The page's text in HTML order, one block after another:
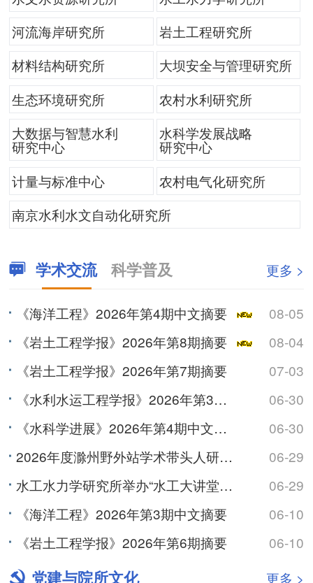
河流海岸研究所
岩土工程研究所
材料结构研究所
大坝安全与管理研究所
生态环境研究所
农村水利研究所
大数据与智慧水利
研究中心
水科学发展战略
研究中心
计量与标准中心
农村电气化研究所
南京水利水文自动化研究所
学术交流 科学普及 更多 >
《海洋工程》2026年第4期中文摘要
08-05
《岩土工程学报》2026年第8期摘要
08-04
《岩土工程学报》2026年第7期摘要
07-03
《水利水运工程学报》2026年第3期摘要
06-30
《水科学进展》2026年第4期中文摘要
06-30
2026年度滁州野外站学术带头人研讨会召开
06-29
水工水力学研究所举办“水工大讲堂”系列学术讲座
06-29
《海洋工程》2026年第3期中文摘要
06-10
《岩土工程学报》2026年第6期摘要
06-10
党建与院所文化 更多 >